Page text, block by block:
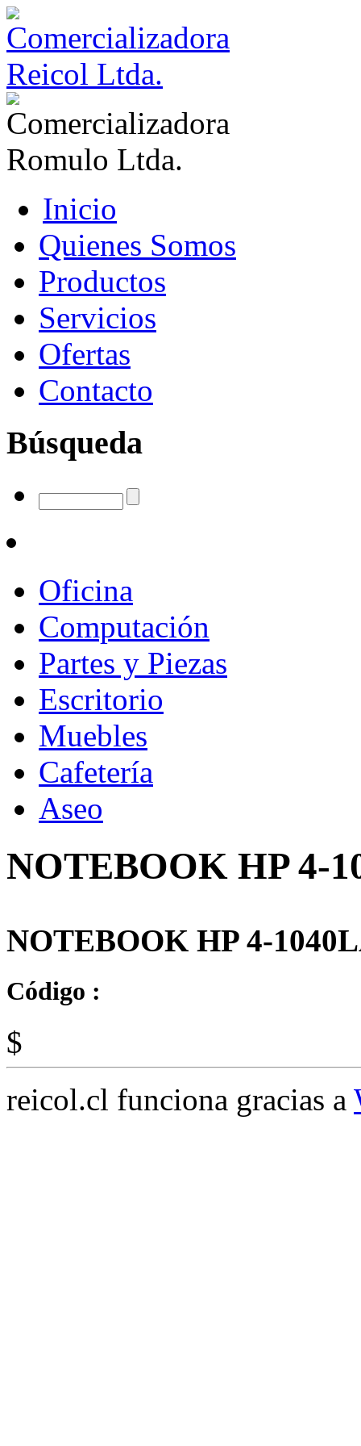
Inicio
Quienes Somos
Productos
Servicios
Ofertas
Contacto
Búsqueda
Oficina
Computación
Partes y Piezas
Escritorio
Muebles
Cafetería
Aseo
NOTEBOOK HP 4-
NOTEBOOK HP 4-
Código :
$
reicol.cl funciona gracias a